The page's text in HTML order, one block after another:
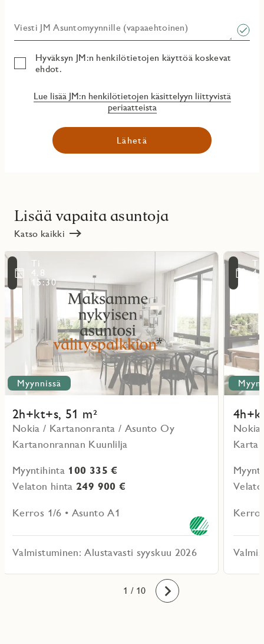
Viesti JM Asuntomyynnille (vapaaehtoinen)​
Hyväksyn JM:n henkilötietojen käyttöä koskevat
ehdot.
Lue lisää JM:n henkilötietojen käsittelyyn liittyvistä
periaatteista
Lähetä
Lisää vapaita asuntoja
Katso kaikki
Myynnissä
2h+kt+s, 51 m²
Nokia / Kartanonranta / Asunto Oy
Kartanonrannan Kuunlilja
Myyntihinta 100 335 €
Velaton hinta 249 900 €
Kerros 1/6 • Asunto A1
Valmistuminen: Alustavasti syyskuu 2026
Ti
4.8
15:30
Lue
lisää
kohteesta
Nokia
Ti
Lue
lisää
kohteesta
1
2
3
4
5
6
7
8
9
10 / 10 Eteenpäin